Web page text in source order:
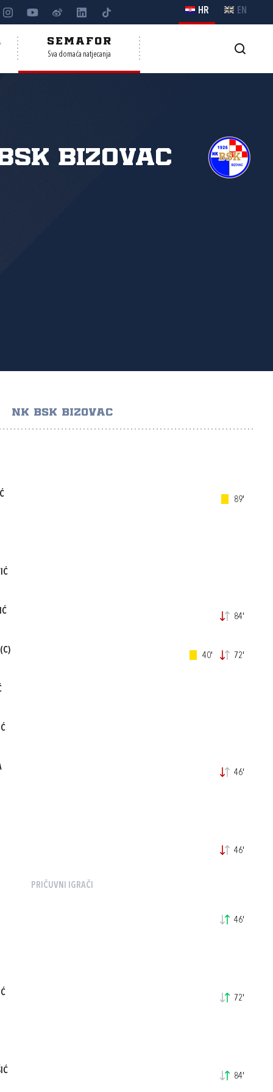
HR EN
SEMAFOR
Sva domaća natjecanja
Bizovac
NK BSK BIZOVAC
89'
84'
40' 72'
46'
46'
PRIČUVNI IGRAČI
46'
72'
84'